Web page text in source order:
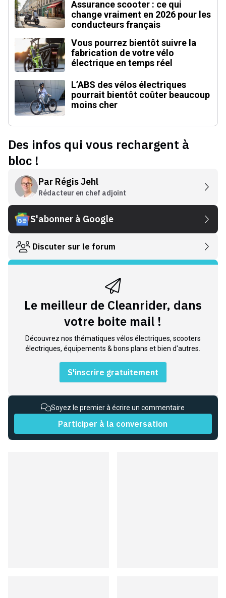
Assurance scooter : ce qui
change vraiment en 2026 pour les
conducteurs français
Vous pourrez bientôt suivre la
fabrication de votre vélo
électrique en temps réel
L’ABS des vélos électriques
pourrait bientôt coûter beaucoup
moins cher
Des infos qui vous rechargent à
bloc !
Par Régis Jehl
Rédacteur en chef adjoint
S'abonner à Google
Discuter sur le forum
Le meilleur de Cleanrider, dans
votre boite mail !
Découvrez nos thématiques vélos électriques, scooters
électriques, équipements & bons plans et bien d'autres.
S'inscrire gratuitement
Soyez le premier à écrire un commentaire
Participer à la conversation